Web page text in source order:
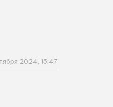
2024, 15:47